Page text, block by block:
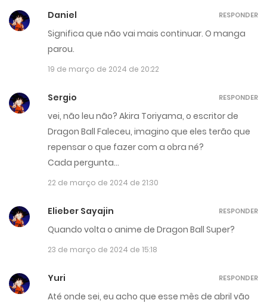
Daniel
Significa que não vai mais continuar. O manga
parou.
19 de março de 2024 de 20:22
RESPONDER
Sergio
vei, não leu não? Akira Toriyama, o escritor de
Dragon Ball Faleceu, imagino que eles terão que
repensar o que fazer com a obra né?
Cada pergunta…
22 de março de 2024 de 21:30
RESPONDER
Elieber Sayajin
Quando volta o anime de Dragon Ball Super?
23 de março de 2024 de 15:18
RESPONDER
Yuri
Até onde sei, eu acho que esse mês de abril vão
RESPONDER